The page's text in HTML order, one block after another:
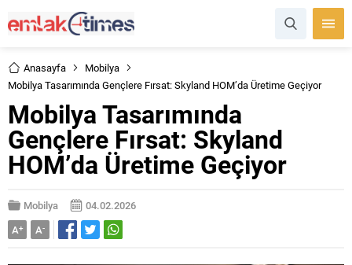
Anasayfa
Mobilya
Mobilya Tasarımında Gençlere Fırsat: Skyland HOM’da Üretime Geçiyor
Mobilya Tasarımında
Gençlere Fırsat: Skyland
HOM’da Üretime Geçiyor
Mobilya
04.02.2026
A+ A-